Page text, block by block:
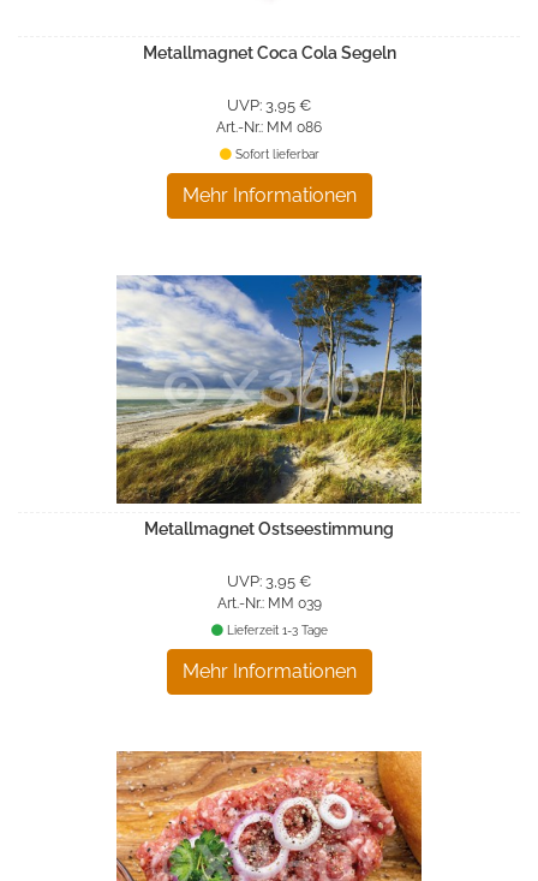
Metallmagnet Coca Cola Segeln
UVP: 3,95 €
Art.-Nr.: MM 086
Mehr Informationen
Sofort lieferbar
Metallmagnet Ostseestimmung
UVP: 3,95 €
Art.-Nr.: MM 039
Mehr Informationen
Lieferzeit 1-3 Tage